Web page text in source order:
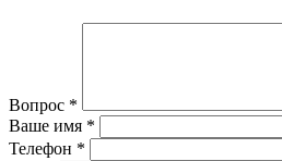
Вопрос *
Ваше имя *
Телефон *